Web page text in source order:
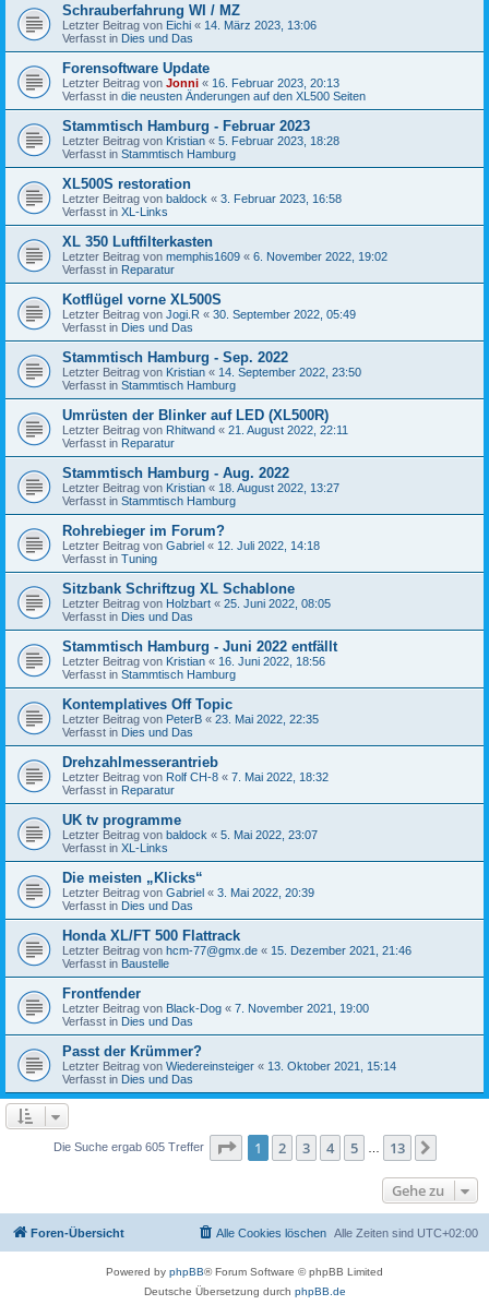
Schrauberfahrung WI / MZ
Letzter Beitrag von Eichi « 14. März 2023, 13:06
Verfasst in Dies und Das
Forensoftware Update
Letzter Beitrag von Jonni « 16. Februar 2023, 20:13
Verfasst in die neusten Änderungen auf den XL500 Seiten
Stammtisch Hamburg - Februar 2023
Letzter Beitrag von Kristian « 5. Februar 2023, 18:28
Verfasst in Stammtisch Hamburg
XL500S restoration
Letzter Beitrag von baldock « 3. Februar 2023, 16:58
Verfasst in XL-Links
XL 350 Luftfilterkasten
Letzter Beitrag von memphis1609 « 6. November 2022, 19:02
Verfasst in Reparatur
Kotflügel vorne XL500S
Letzter Beitrag von Jogi.R « 30. September 2022, 05:49
Verfasst in Dies und Das
Stammtisch Hamburg - Sep. 2022
Letzter Beitrag von Kristian « 14. September 2022, 23:50
Verfasst in Stammtisch Hamburg
Umrüsten der Blinker auf LED (XL500R)
Letzter Beitrag von Rhitwand « 21. August 2022, 22:11
Verfasst in Reparatur
Stammtisch Hamburg - Aug. 2022
Letzter Beitrag von Kristian « 18. August 2022, 13:27
Verfasst in Stammtisch Hamburg
Rohrebieger im Forum?
Letzter Beitrag von Gabriel « 12. Juli 2022, 14:18
Verfasst in Tuning
Sitzbank Schriftzug XL Schablone
Letzter Beitrag von Holzbart « 25. Juni 2022, 08:05
Verfasst in Dies und Das
Stammtisch Hamburg - Juni 2022 entfällt
Letzter Beitrag von Kristian « 16. Juni 2022, 18:56
Verfasst in Stammtisch Hamburg
Kontemplatives Off Topic
Letzter Beitrag von PeterB « 23. Mai 2022, 22:35
Verfasst in Dies und Das
Drehzahlmesserantrieb
Letzter Beitrag von Rolf CH-8 « 7. Mai 2022, 18:32
Verfasst in Reparatur
UK tv programme
Letzter Beitrag von baldock « 5. Mai 2022, 23:07
Verfasst in XL-Links
Die meisten „Klicks“
Letzter Beitrag von Gabriel « 3. Mai 2022, 20:39
Verfasst in Dies und Das
Honda XL/FT 500 Flattrack
Letzter Beitrag von hcm-77@gmx.de « 15. Dezember 2021, 21:46
Verfasst in Baustelle
Frontfender
Letzter Beitrag von Black-Dog « 7. November 2021, 19:00
Verfasst in Dies und Das
Passt der Krümmer?
Letzter Beitrag von Wiedereinsteiger « 13. Oktober 2021, 15:14
Verfasst in Dies und Das
Die Suche ergab 605 Treffer Seite 1von 13
1 2 3 4 5 13
Gehe zu
Foren-Übersicht Alle Zeiten sind UTC+02:00
Alle Cookies löschen
Powered by phpBB® Forum Software © phpBB Limited
Deutsche Übersetzung durch phpBB.de